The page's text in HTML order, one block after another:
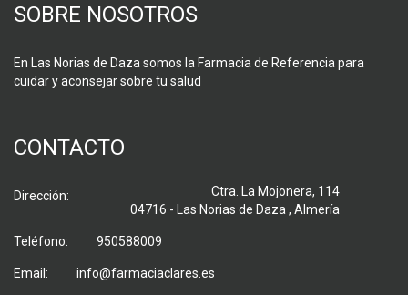
SOBRE NOSOTROS
En Las Norias de Daza somos la Farmacia de Referencia para
cuidar y aconsejar sobre tu salud
CONTACTO
Dirección:
Ctra. La Mojonera, 114
04716 - Las Norias de Daza , Almería
Teléfono: 950588009
Email: info@farmaciaclares.es